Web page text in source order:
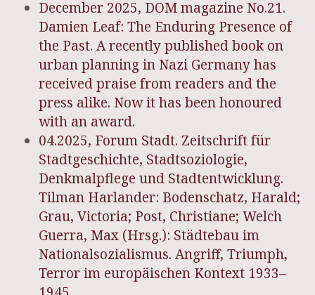
December 2025, DOM magazine No.21.
Damien Leaf: The Enduring Presence of
the Past. A recently published book on
urban planning in Nazi Germany has
received praise from readers and the
press alike. Now it has been honoured
with an award.
04.2025, Forum Stadt. Zeitschrift für
Stadtgeschichte, Stadtsoziologie,
Denkmalpflege und Stadtentwicklung.
Tilman Harlander: Bodenschatz, Harald;
Grau, Victoria; Post, Christiane; Welch
Guerra, Max (Hrsg.): Städtebau im
Nationalsozialismus. Angriff, Triumph,
Terror im europäischen Kontext 1933–